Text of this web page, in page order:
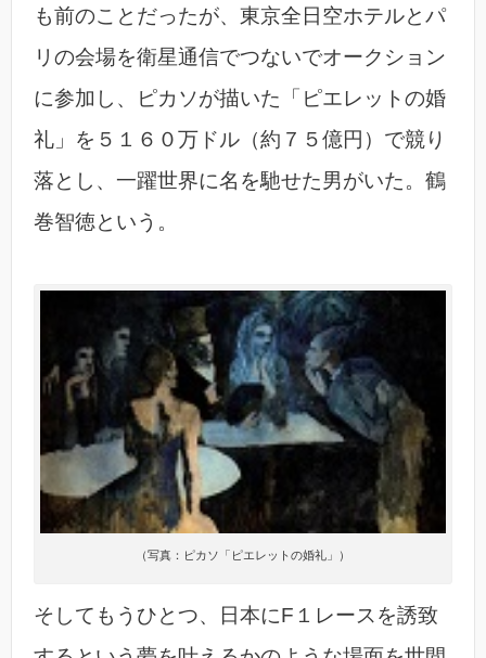
も前のことだったが、東京全日空ホテルとパ
リの会場を衛星通信でつないでオークション
に参加し、ピカソが描いた「ピエレットの婚
礼」を５１６０万ドル（約７５億円）で競り
落とし、一躍世界に名を馳せた男がいた。鶴
巻智徳という。
（写真：ピカソ「ピエレットの婚礼」）
そしてもうひとつ、日本にF１レースを誘致